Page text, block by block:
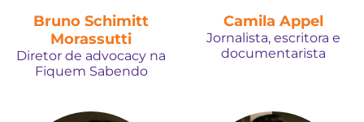
Bruno Schimitt
Morassutti
Diretor de advocacy na
Fiquem Sabendo
Camila Appel
Jornalista, escritora e
documentarista